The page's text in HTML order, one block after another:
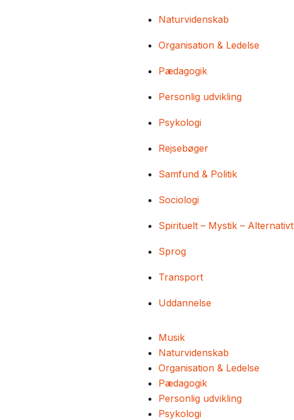
Naturvidenskab
Organisation & Ledelse
Pædagogik
Personlig udvikling
Psykologi
Rejsebøger
Samfund & Politik
Sociologi
Spirituelt – Mystik – Alternativt
Sprog
Transport
Uddannelse
Musik
Naturvidenskab
Organisation & Ledelse
Pædagogik
Personlig udvikling
Psykologi